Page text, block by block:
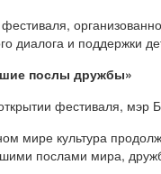
диалога и поддержки
послы дружбы»
фестиваля, мэр
мире культура
послами мира,